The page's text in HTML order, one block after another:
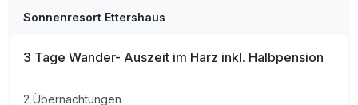
Sonnenresort Ettershaus
3 Tage Wander- Auszeit im Harz inkl. Halbpension
2 Übernachtungen